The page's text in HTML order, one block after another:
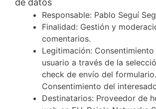
de datos
Responsable: Pablo Seguí
Finalidad: Gestión y
comentarios.
Legitimación:
usuario a través de la
check de envío del formulario.
Consentimiento del
Destinatarios: Proveedor de